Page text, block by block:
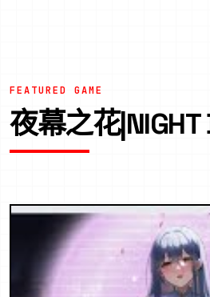
FEATURED GAME
夜幕之花|NIGHT